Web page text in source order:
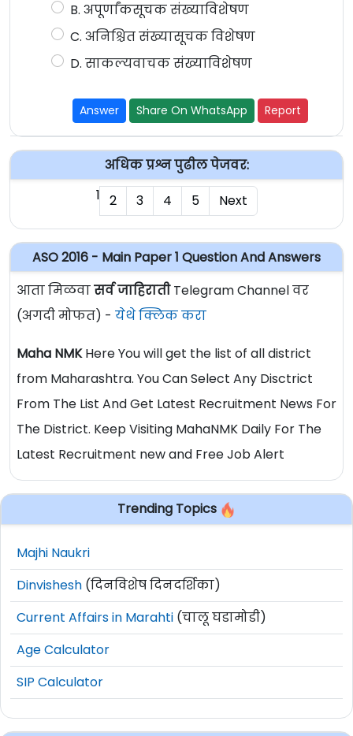
B. अपूर्णांकसूचक संख्याविशेषण
C. अनिश्चित संख्यासूचक विशेषण
D. साकल्यवाचक संख्याविशेषण
Answer Share On WhatsApp Report
अधिक प्रश्न पुढील पेजवर:
1 2 3 4 5 Next
ASO 2016 - Main Paper 1 Question And Answers
आता मिळवासर्व जाहिरातीTelegram Channel वर
(अगदी मोफत) - येथे क्लिक करा
Maha NMKHere You will get the list of all district
from Maharashtra. You Can Select Any Disctrict
From The List And Get Latest Recruitment News For
The District. Keep Visiting MahaNMK Daily For The
Latest Recruitment new and Free Job Alert
Trending Topics
Majhi Naukri
Dinvishesh (दिनविशेष दिनदर्शिका)
Current Affairs in Marahti (चालू घडामोडी)
Age Calculator
SIP Calculator